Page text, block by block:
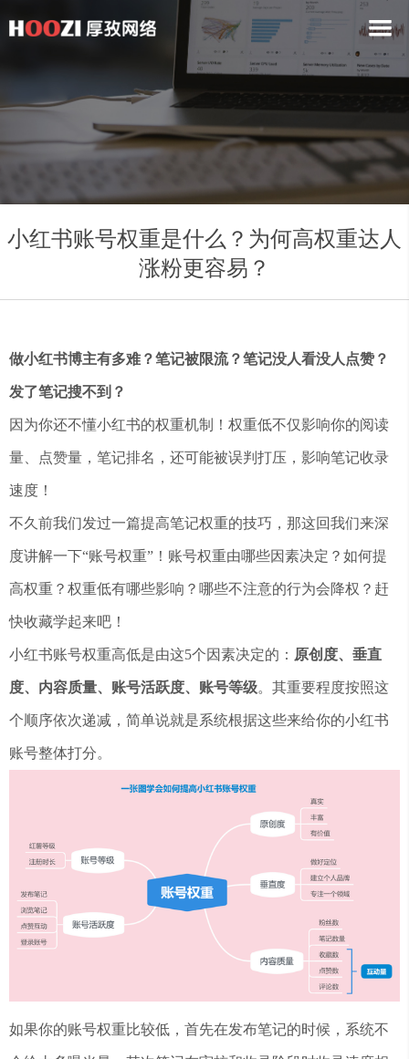
小红书账号权重是什么？为何高权重达人
涨粉更容易？
做小红书博主有多难？笔记被限流？笔记没人看没人点赞？
发了笔记搜不到？
因为你还不懂小红书的权重机制！权重低不仅影响你的阅读
量、点赞量，笔记排名，还可能被误判打压，影响笔记收录
速度！
不久前我们发过一篇提高笔记权重的技巧，那这回我们来深
度讲解一下“账号权重”！账号权重由哪些因素决定？如何提
高权重？权重低有哪些影响？哪些不注意的行为会降权？赶
快收藏学起来吧！
小红书账号权重高低是由这5个因素决定的： 原创度、垂直
度、内容质量、账号活跃度、账号等级。其重要程度按照这
个顺序依次递减，简单说就是系统根据这些来给你的小红书
账号整体打分。
如果你的账号权重比较低，首先在发布笔记的时候，系统不